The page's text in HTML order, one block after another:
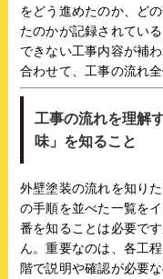
をどう進めたのか、ど
たのかが記録されてい
できない工事内容が補
合わせて、工事の流れ
工事の流れを理解
味」を知ること
外壁塗装の流れを知り
の手順を並べた一覧を
番を知ることは必要で
ん。重要なのは、各工
階で説明や確認が必要